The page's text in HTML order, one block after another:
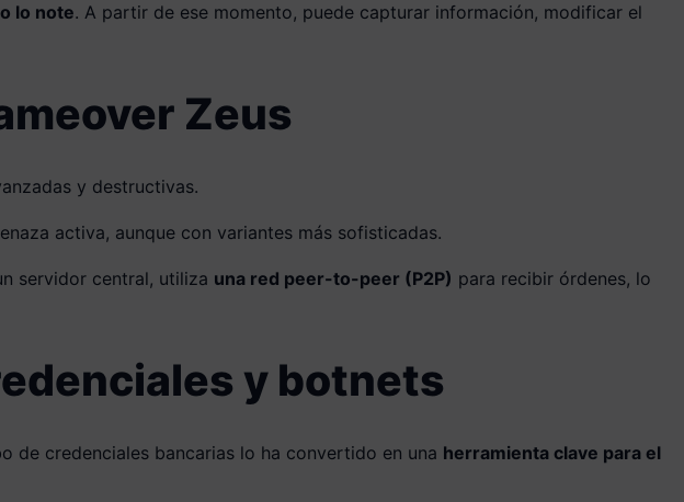
lo note. A partir de ese momento, puede capturar información, modificar el
Zeus
y destructivas.
activa, aunque con variantes más sofisticadas.
servidor central, utiliza una red peer-to-peer (P2P) para recibir órdenes, lo
y botnets
de credenciales bancarias lo ha convertido en una herramienta clave para el